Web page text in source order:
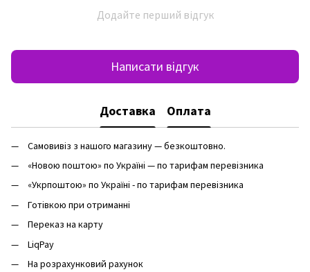
Додайте перший відгук
Написати відгук
Доставка Оплата
Самовивіз з нашого магазину — безкоштовно.
«Новою поштою» по Україні — по тарифам перевізника
«Укрпоштою» по Україні - по тарифам перевізника
Готівкою при отриманні
Переказ на карту
LiqPay
На розрахунковий рахунок